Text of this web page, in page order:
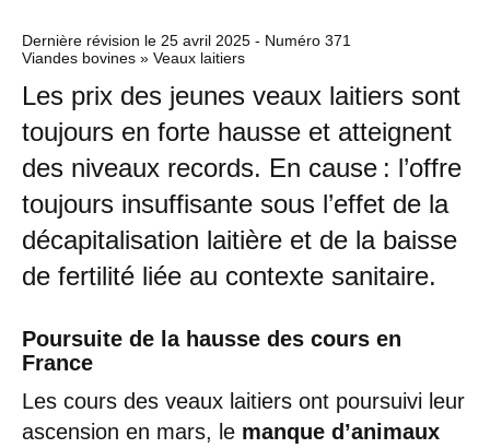
Dernière révision le 25 avril 2025 - Numéro 371
Viandes bovines » Veaux laitiers
Les prix des jeunes veaux laitiers sont
toujours en forte hausse et atteignent
des niveaux records. En cause : l’offre
toujours insuffisante sous l’effet de la
décapitalisation laitière et de la baisse
de fertilité liée au contexte sanitaire.
Poursuite de la hausse des cours en
France
Les cours des veaux laitiers ont poursuivi leur
ascension en mars, le manque d’animaux